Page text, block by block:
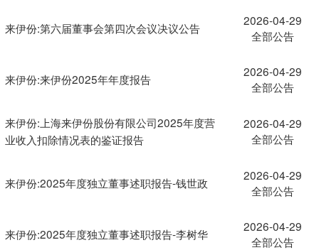
来伊份:第六届董事会第四次会议决议公告
2026-04-29
全部公告
来伊份:来伊份2025年年度报告
2026-04-29
全部公告
来伊份:上海来伊份股份有限公司2025年度营
业收入扣除情况表的鉴证报告
2026-04-29
全部公告
来伊份:2025年度独立董事述职报告-钱世政
2026-04-29
全部公告
来伊份:2025年度独立董事述职报告-李树华
2026-04-29
全部公告